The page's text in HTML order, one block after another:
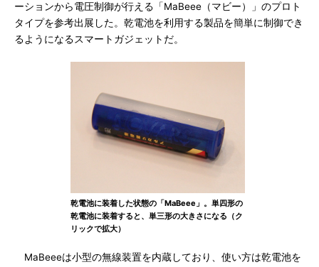
ーションから電圧制御が行える「MaBeee（マビー）」のプロト
タイプを参考出展した。乾電池を利用する製品を簡単に制御でき
るようになるスマートガジェットだ。
乾電池に装着した状態の「MaBeee」。単四形の
乾電池に装着すると、単三形の大きさになる（ク
リックで拡大）
MaBeeeは小型の無線装置を内蔵しており、使い方は乾電池を